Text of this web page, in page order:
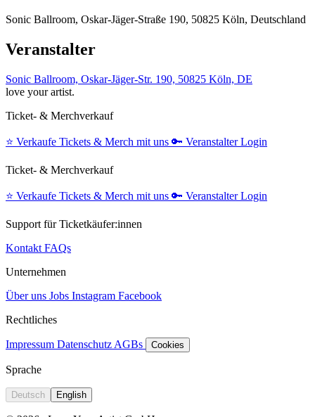
Sonic Ballroom, Oskar-Jäger-Straße 190, 50825 Köln, Deutschland
Veranstalter
Sonic Ballroom, Oskar-Jäger-Str. 190, 50825 Köln, DE
love your artist.
Ticket- & Merchverkauf
⭐️ Verkaufe Tickets & Merch mit uns 🔑 Veranstalter Login
Ticket- & Merchverkauf
⭐️ Verkaufe Tickets & Merch mit uns 🔑 Veranstalter Login
Support für Ticketkäufer:innen
Kontakt FAQs
Unternehmen
Über uns Jobs Instagram Facebook
Rechtliches
Impressum Datenschutz AGBs Cookies
Sprache
Deutsch English